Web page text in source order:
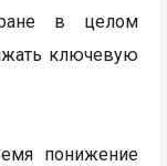
в целом
ключевую
понижение